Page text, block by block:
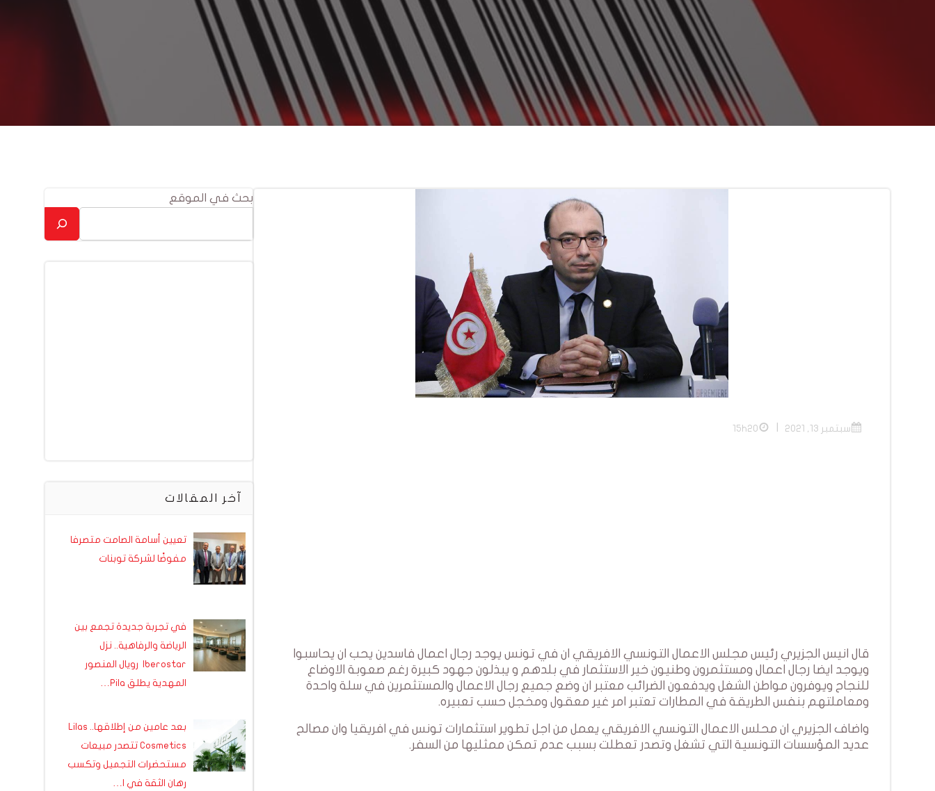
سبتمبر 13, 2021 15h20
قال انيس الجزيري رئيس مجلس الاعمال التونسي الافريقي ان في تونس يوجد رجال اعمال فاسدين يحب ان يحاسبوا
ويوجد ايضا رجال اعمال ومستثمرون وطنيون خير الاستثمار في بلدهم و يبذلون جهود كبيرة رغم صعوبة الاوضاع
للنجاح ويوفرون مواطن الشغل ويدفعون الضرائب معتبر ان وضع جميع رجال الاعمال والمستثمرين في سلة واحدة
ومعاملتهم بنفس الطريقة في المطارات تعتبر امر غير معقول ومخجل حسب تعبيره.
واضاف الجزيري ان محلس الاعمال التونسي الافريقي يعمل من اجل تطوير استثمارات تونس في افريقيا وان مصالح
عديد المؤسسات التونسية التي تشغل وتصدر تعطلت بسبب عدم تمكن ممثليها من السفر.
بحث في الموقع
آخر المقالات
تعيين أسامة الصامت متصرفا
مفوضًا لشركة توبنات
في تجربة جديدة تجمع بين
الرياضة والرفاهية.. نزل
Iberostar رويال المنصور
المهدية يطلق Pila…
بعد عامين من إطلاقها.. Lilas
Cosmetics تتصدر مبيعات
مستحضرات التجميل وتكسب
رهان الثقة في ا…